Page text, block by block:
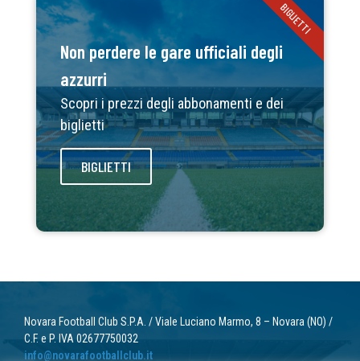
Non perdere le gare ufficiali degli
azzurri
Scopri i prezzi degli abbonamenti e dei
biglietti
BIGLIETTI
BIGLIETTI
Novara Football Club S.P.A. / Viale Luciano Marmo, 8 – Novara (NO) /
C.F. e P. IVA 02677750032
info@novarafootballclub.it